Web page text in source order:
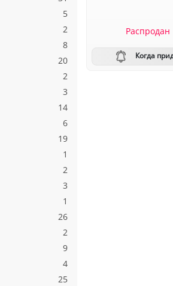
5
2
8
20
2
3
14
6
19
1
2
3
1
26
2
9
4
25
Распродан
Когда